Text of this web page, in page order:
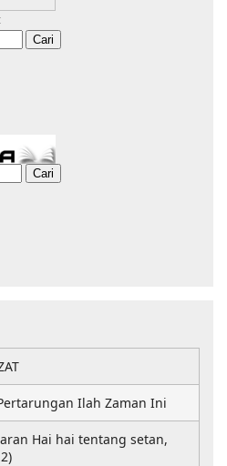
Ilah Zaman Ini
Hai hai tentang setan,